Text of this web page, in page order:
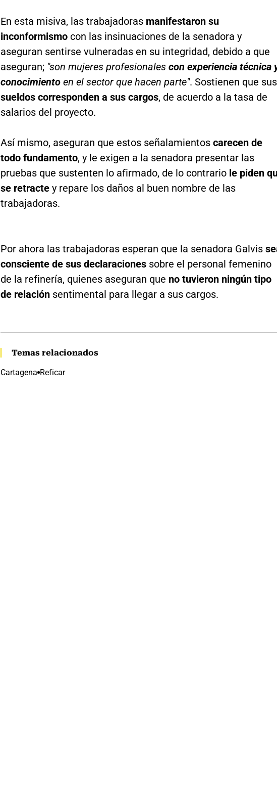
En esta misiva, las trabajadoras manifestaron su
inconformismocon las insinuaciones de la senadora y
aseguran sentirse vulneradas en su integridad, debido a que
aseguran; "son mujeres profesionales con experiencia técnica
conocimientoen el sector que hacen parte". Sostienen que sus
sueldos corresponden a sus cargos, de acuerdo a la tasa de
salarios del proyecto.
Así mismo, aseguran que estos señalamientos carecen de
todo fundamento, y le exigen a la senadora presentar las
pruebas que sustenten lo afirmado, de lo contrariole piden
se retracte y repare los daños al buen nombre de las
trabajadoras.
Por ahora las trabajadoras esperan que la senadora Galvis
consciente de sus declaracionessobre el personal femenino
de la refinería, quienes aseguran que no tuvieron ningún tipo
de relaciónsentimental para llegar a sus cargos.
Temas relacionados
Cartagena Reficar